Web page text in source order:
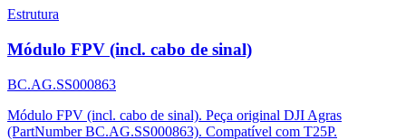
Estrutura
Módulo FPV (incl. cabo de sinal)
BC.AG.SS000863
Módulo FPV (incl. cabo de sinal). Peça original DJI Agras
(PartNumber BC.AG.SS000863). Compatível com T25P.